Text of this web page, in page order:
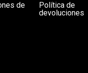
de
Política de
devoluciones